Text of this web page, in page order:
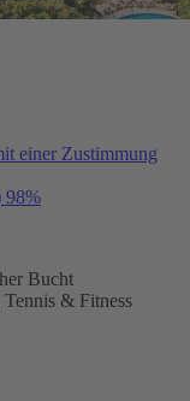
einer Zustimmung
98%
Bucht
& Fitness